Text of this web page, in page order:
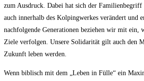
zum Ausdruck. Dabei hat sich der Familienbegriff
auch innerhalb des Kolpingwerkes verändert und
nachfolgende Generationen beziehen wir mit ein,
Ziele verfolgen. Unsere Solidarität gilt auch den
Zukunft leben werden.
Wenn biblisch mit dem „Leben in Fülle“ ein